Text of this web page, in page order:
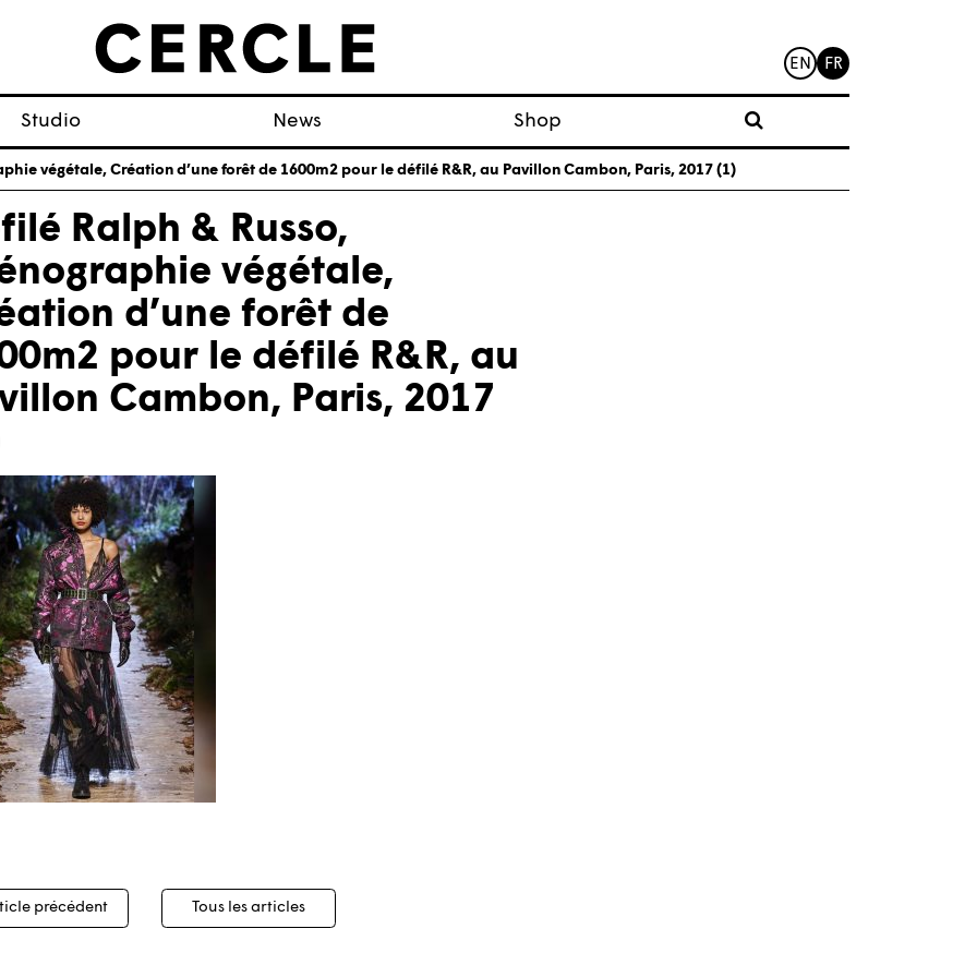
EN FR
Studio News Shop
végétale, Création d’une forêt de 1600m2 pour le défilé R&R, au Pavillon Cambon, Paris, 2017 (1)
Ralph & Russo,
végétale,
d’une forêt de
pour le défilé R&R, au
Cambon, Paris, 2017
précédent Tous les articles